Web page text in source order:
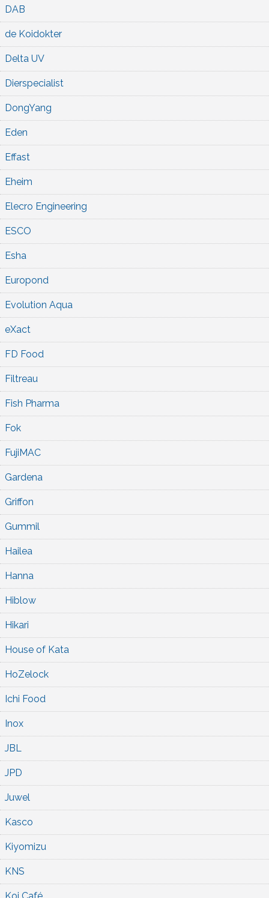
DAB
de Koidokter
Delta UV
Dierspecialist
DongYang
Eden
Effast
Eheim
Elecro Engineering
ESCO
Esha
Europond
Evolution Aqua
eXact
FD Food
Filtreau
Fish Pharma
Fok
FujiMAC
Gardena
Griffon
Gummil
Hailea
Hanna
Hiblow
Hikari
House of Kata
HoZelock
Ichi Food
Inox
JBL
JPD
Juwel
Kasco
Kiyomizu
KNS